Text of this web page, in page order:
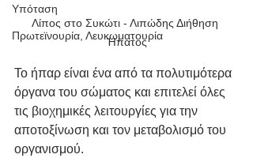
Υπόταση
Πρωτεϊνουρία, Λευκωματουρία
Λίπος στο Συκώτι - Λιπώδης Διήθηση
Ήπατος
Το ήπαρ είναι ένα από τα πολυτιμότερα
όργανα του σώματος και επιτελεί όλες
τις βιοχημικές λειτουργίες για την
αποτοξίνωση και τον μεταβολισμό του
οργανισμού.